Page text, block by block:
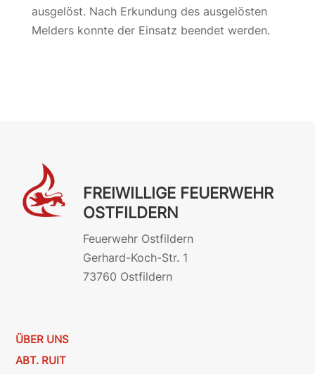
ausgelöst. Nach Erkundung des ausgelösten
Melders konnte der Einsatz beendet werden.
FREIWILLIGE FEUERWEHR
OSTFILDERN
Feuerwehr Ostfildern
Gerhard-Koch-Str. 1
73760 Ostfildern
ÜBER UNS
ABT. RUIT